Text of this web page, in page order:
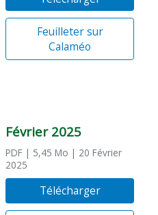
Feuilleter sur
Calaméo
Février 2025
PDF | 5,45 Mo | 20 Février
2025
Télécharger